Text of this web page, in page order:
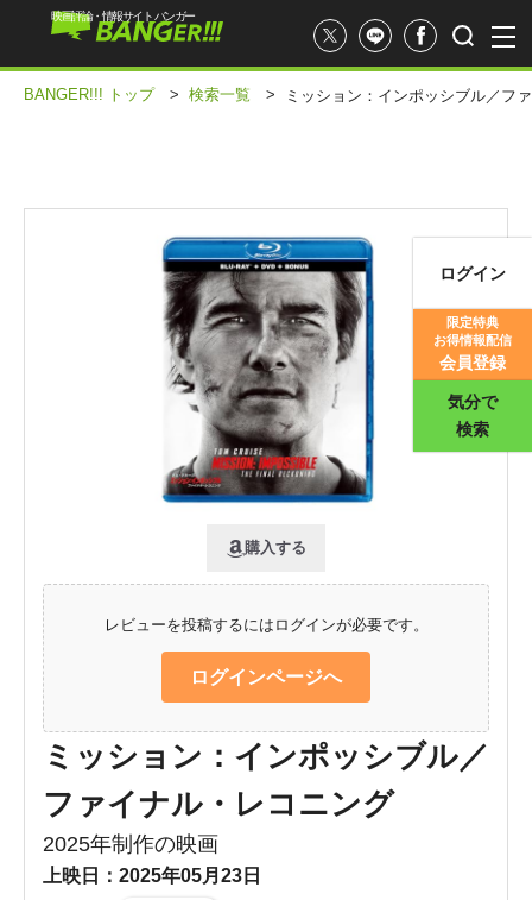
映画記事
映画評価
映画評論・情報サイト バンガー
ログイン
限定特典
お得情報配信
会員登録
気分で
検索
BANGER!!! トップ > 検索一覧 > ミッション：インポッシブル／フ
購入する
レビューを投稿するにはログインが必要です。
ログインページへ
ミッション：インポッシブル／
ファイナル・レコニング
2025年制作の映画
上映日：2025年05月23日